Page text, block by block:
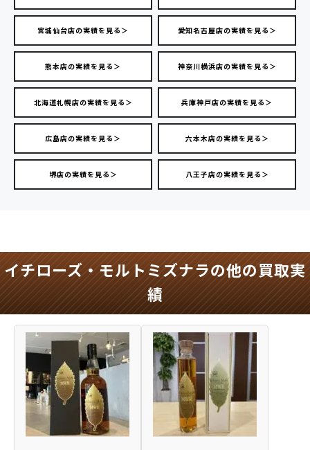
宮城仙台店の実績を見る＞ 愛知名古屋店の実績を見る＞
熊本店の実績を見る＞ 神奈川横浜店の実績を見る＞
北海道札幌店の実績を見る＞ 兵庫神戸店の実績を見る＞
広島店の実績を見る＞ 六本木店の実績を見る＞
堺店の実績を見る＞ 八王子店の実績を見る＞
イチローズ・モルトミズナラの他の買取実
績